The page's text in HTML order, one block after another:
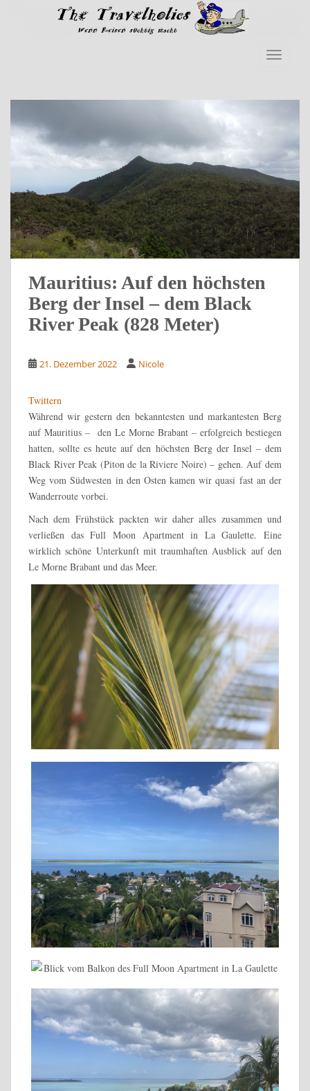
Skip to main content
Mauritius: Auf den höchsten
Berg der Insel – dem Black
River Peak (828 Meter)
21. Dezember 2022 Nicole
Twittern
Während wir gestern den bekanntesten und markantesten Berg
auf Mauritius – den Le Morne Brabant – erfolgreich bestiegen
hatten, sollte es heute auf den höchsten Berg der Insel – dem
Black River Peak (Piton de la Riviere Noire) – gehen. Auf dem
Weg vom Südwesten in den Osten kamen wir quasi fast an der
Wanderroute vorbei.
Nach dem Frühstück packten wir daher alles zusammen und
verließen das Full Moon Apartment in La Gaulette. Eine
wirklich schöne Unterkunft mit traumhaften Ausblick auf den
Le Morne Brabant und das Meer.